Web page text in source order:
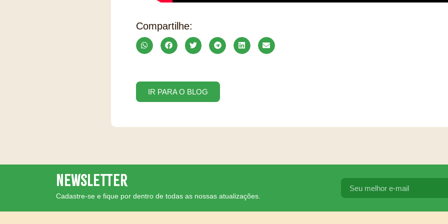
Compartilhe:
IR PARA O BLOG
Newsletter
Cadastre-se e fique por dentro de todas as nossas atualizações.